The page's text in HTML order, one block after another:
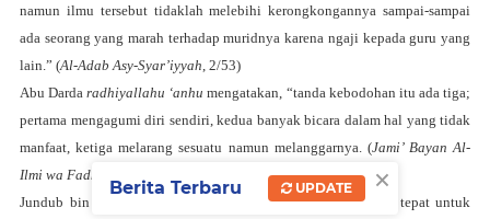
namun ilmu tersebut tidaklah melebihi kerongkongannya sampai-sampai
ada seorang yang marah terhadap muridnya karena ngaji kepada guru yang
lain.” (Al-Adab Asy-Syar’iyyah , 2/53)
Abu Dardaradhiyallahu ‘anhu mengatakan, “tanda kebodohan itu ada tiga;
pertama mengagumi diri sendiri, kedua banyak bicara dalam hal yang tidak
manfaat, ketiga melarang sesuatu namun melanggarnya. (Jami’ Bayan Al-
Ilmi wa Fadhlih
Jundub bin Abdillah Al-Bajali mengatakan, “gambaran yang tepat untuk
×
Berita Terbaru UPDATE